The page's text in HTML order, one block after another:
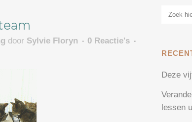
door Sylvie Floryn
0 Reactie's
Deze
lessen